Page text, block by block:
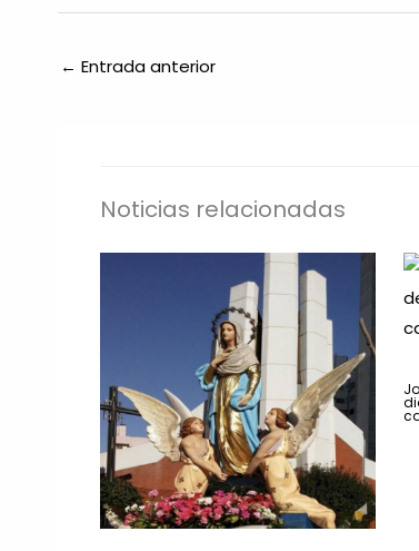
← Entrada anterior
Noticias relacionadas